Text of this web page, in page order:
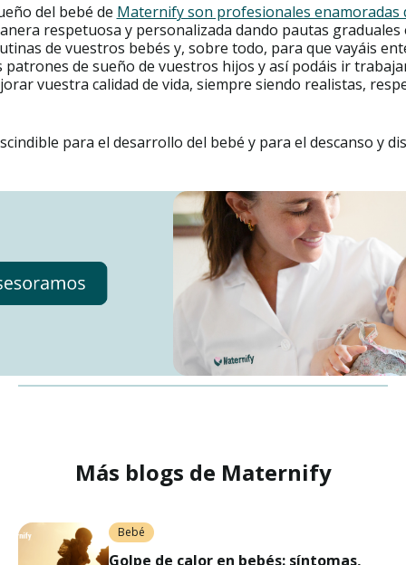
del bebé de Maternify son profesionales enamoradas
respetuosa y personalizada dando pautas graduales
de vuestros bebés y, sobre todo, para que vayáis
patrones de sueño de vuestros hijos y así podáis ir
vuestra calidad de vida, siempre siendo realistas,
para el desarrollo del bebé y para el descanso y
Más blogs de Maternify
Bebé
Golpe de calor en bebés: síntomas,